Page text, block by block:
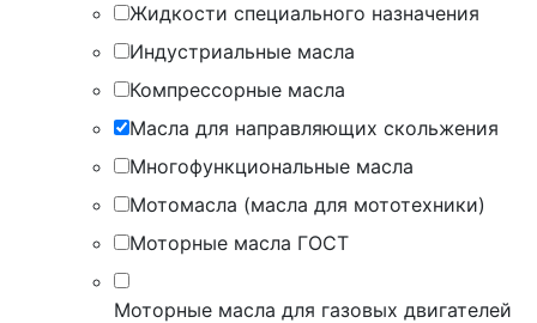
Жидкости специального назначения
Индустриальные масла
Компрессорные масла
Масла для направляющих скольжения
Многофункциональные масла
Мотомасла (масла для мототехники)
Моторные масла ГОСТ
Моторные масла для газовых двигателей